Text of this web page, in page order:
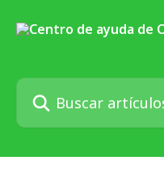
Buscar artículos...